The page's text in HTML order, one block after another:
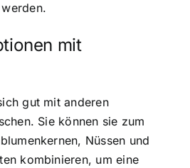
mit
gut mit anderen
Sie können sie zum
Nüssen und
kombinieren, um eine